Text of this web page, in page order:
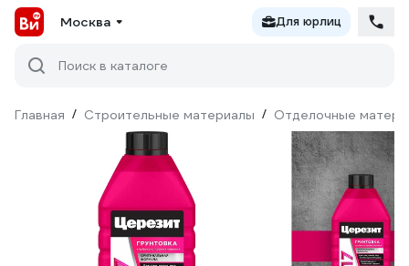
Москва Для юрлиц
Поиск в каталоге
Главная / Строительные материалы / Отделочные